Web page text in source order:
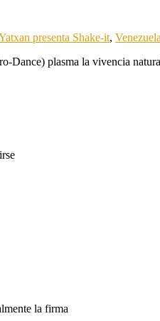
presenta Shake-it,
Dance) plasma la vivencia
la firma